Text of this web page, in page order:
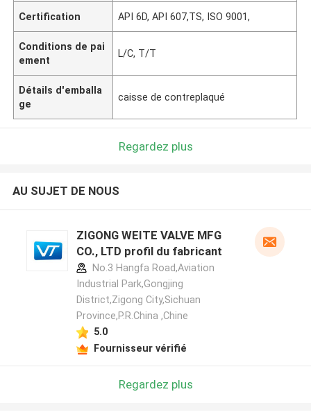
Certification API 6D, API 607,TS, ISO 9001,
Conditions de pai
ement
L/C, T/T
Détails d'emballa
ge
caisse de contreplaqué
Regardez plus
AU SUJET DE NOUS
ZIGONG WEITE VALVE MFG
CO., LTD profil du fabricant
No.3 Hangfa Road,Aviation
Industrial Park,Gongjing
District,Zigong City,Sichuan
Province,P.R.China ,Chine
5.0
Fournisseur vérifié
Regardez plus